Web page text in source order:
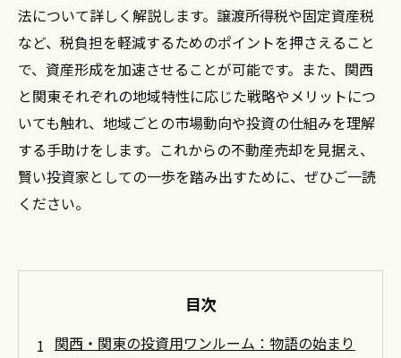
法について詳しく解説します。譲渡所得税や固定資産税
など、税負担を軽減するためのポイントを押さえること
で、資産形成を加速させることが可能です。また、関西
と関東それぞれの地域特性に応じた戦略やメリットにつ
いても触れ、地域ごとの市場動向や投資の仕組みを理解
する手助けをします。これからの不動産売却を見据え、
賢い投資家としての一歩を踏み出すために、ぜひご一読
ください。
目次
関西・関東の投資用ワンルーム：物語の始まり